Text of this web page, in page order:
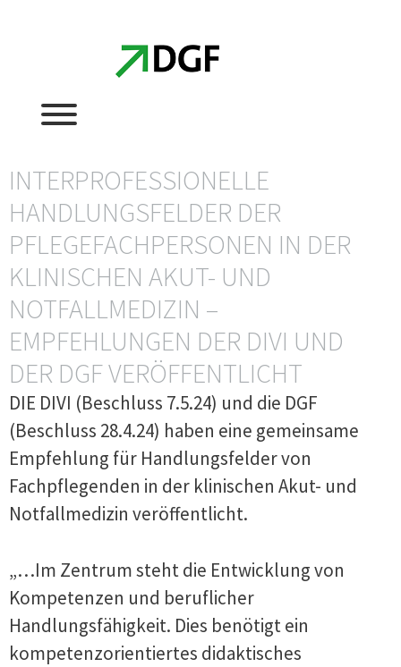
INTERPROFESSIONELLE
HANDLUNGSFELDER DER
PFLEGEFACHPERSONEN IN DER
KLINISCHEN AKUT- UND
NOTFALLMEDIZIN –
EMPFEHLUNGEN DER DIVI UND
DER DGF VERÖFFENTLICHT
DIE DIVI (Beschluss 7.5.24) und die DGF
(Beschluss 28.4.24) haben eine gemeinsame
Empfehlung für Handlungsfelder von
Fachpflegenden in der klinischen Akut- und
Notfallmedizin veröffentlicht.
„…Im Zentrum steht die Entwicklung von
Kompetenzen und beruflicher
Handlungsfähigkeit. Dies benötigt ein
kompetenzorientiertes didaktisches